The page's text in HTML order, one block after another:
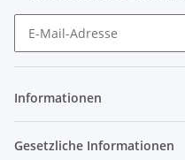
Informationen
Gesetzliche Informationen